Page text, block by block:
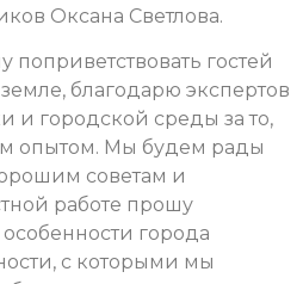
Оксана Светлова.
гостей
благодарю экспертов
и городской среды за то,
опытом. Мы будем рады
советам и
работе прошу
города
с которыми мы